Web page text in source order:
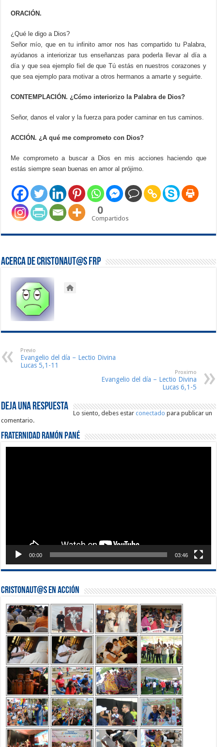
ORACIÓN.
¿Qué le digo a Dios?
Señor mío, que en tu infinito amor nos has compartido tu Palabra,
ayúdanos a interiorizar tus enseñanzas para poderla llevar al día a
día y que sea ejemplo fiel de que Tú estás en nuestros corazones y
que sea ejemplo para motivar a otros hermanos a amarte y seguirte.
CONTEMPLACIÓN. ¿Cómo interiorizo la Palabra de Dios?
Señor, danos el valor y la fuerza para poder caminar en tus caminos.
ACCIÓN. ¿A qué me comprometo con Dios?
Me comprometo a buscar a Dios en mis acciones haciendo que
estás siempre sean buenas en amor al prójimo.
0
Compartidos
Acerca de Cristonaut@s FRP
Previo
Evangelio del día – Lectio Divina
Lucas 5,1-11
Proximo
Evangelio del día – Lectio Divina
Lucas 6,1-5
Deja una respuesta
Lo siento, debes estarconectado para publicar un
comentario.
Fraternidad Ramón Pané
00:00 03:46
Cristonaut@s en Acción